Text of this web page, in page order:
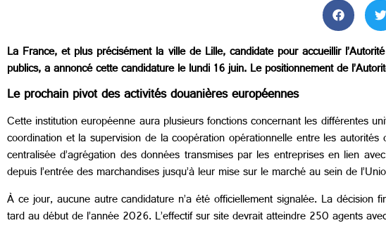
La France, et plus précisément la ville de Lille, candidate pour accueillir
publics, a annoncé cette candidature le lundi 16 juin. Le positionnement de
Le prochain pivot des activités douanières européennes
Cette institution européenne aura plusieurs fonctions concernant les différentes
coordination et la supervision de la coopération opérationnelle entre les
centralisée d’agrégation des données transmises par les entreprises en lien
depuis l’entrée des marchandises jusqu’à leur mise sur le marché au sein de
À ce jour, aucune autre candidature n’a été officiellement signalée. La décision
tard au début de l’année 2026. L’effectif sur site devrait atteindre 250 agents